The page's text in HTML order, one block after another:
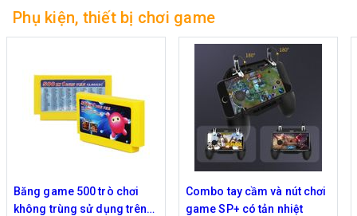
Phụ kiện, thiết bị chơi game
Băng game 500 trò chơi
không trùng sử dụng trên
Combo tay cầm và nút chơi
game SP+ có tản nhiệt